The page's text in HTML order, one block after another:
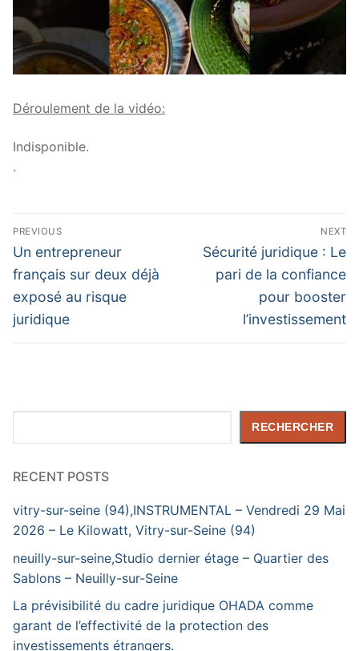
Déroulement de la vidéo:
Indisponible.
.
Navigation
de
l’article
PREVIOUS
Previous
post:
Un entrepreneur
français sur deux déjà
exposé au risque
juridique
NEXT
Next
post:
Sécurité juridique : Le
pari de la confiance
pour booster
l’investissement
RECHERCHER
RECENT POSTS
vitry-sur-seine (94),INSTRUMENTAL – Vendredi 29 Mai
2026 – Le Kilowatt, Vitry-sur-Seine (94)
neuilly-sur-seine,Studio dernier étage – Quartier des
Sablons – Neuilly-sur-Seine
La prévisibilité du cadre juridique OHADA comme
garant de l’effectivité de la protection des
investissements étrangers.